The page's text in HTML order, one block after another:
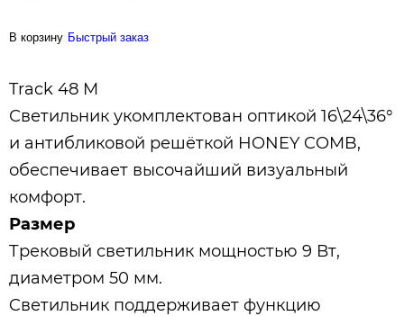
В корзину Быстрый заказ
Track 48 M
Светильник укомплектован оптикой 16\24\36°
и антибликовой решёткой HONEY COMB,
обеспечивает высочайший визуальный
комфорт.
Размер
Трековый светильник мощностью 9 Вт,
диаметром 50 мм.
Cветильник поддерживает функцию